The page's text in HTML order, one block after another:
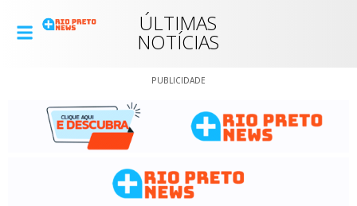
ÚLTIMAS
NOTÍCIAS
PUBLICIDADE